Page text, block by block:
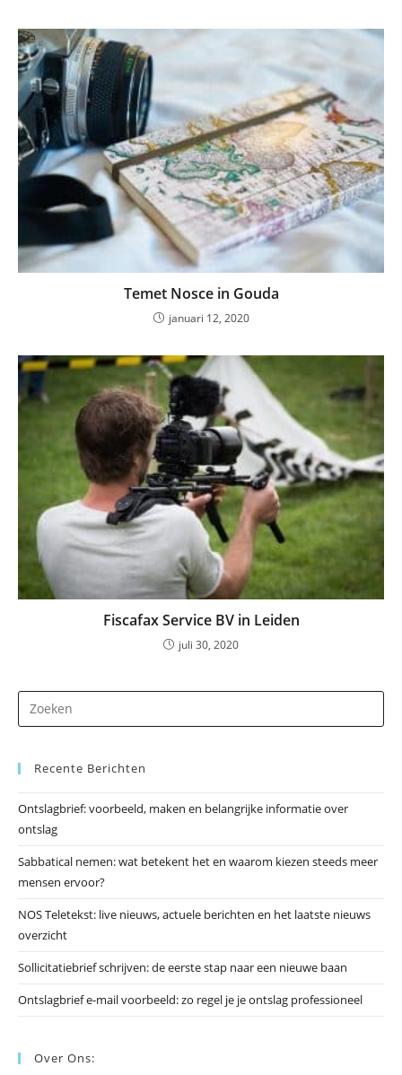
Temet Nosce in Gouda
januari 12, 2020
Fiscafax Service BV in Leiden
juli 30, 2020
op
Recente Berichten
Ontslagbrief: voorbeeld, maken en belangrijke informatie over
ontslag
Sabbatical nemen: wat betekent het en waarom kiezen steeds meer
mensen ervoor?
NOS Teletekst: live nieuws, actuele berichten en het laatste nieuws
overzicht
Sollicitatiebrief schrijven: de eerste stap naar een nieuwe baan
Ontslagbrief e-mail voorbeeld: zo regel je je ontslag professioneel
Over Ons: